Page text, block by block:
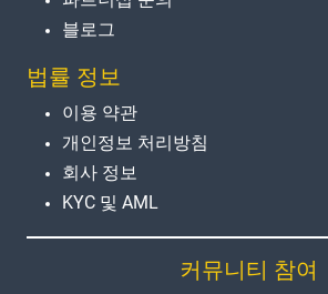
블로그
법률 정보
이용 약관
개인정보 처리방침
회사 정보
KYC 및 AML
커뮤니티 참여